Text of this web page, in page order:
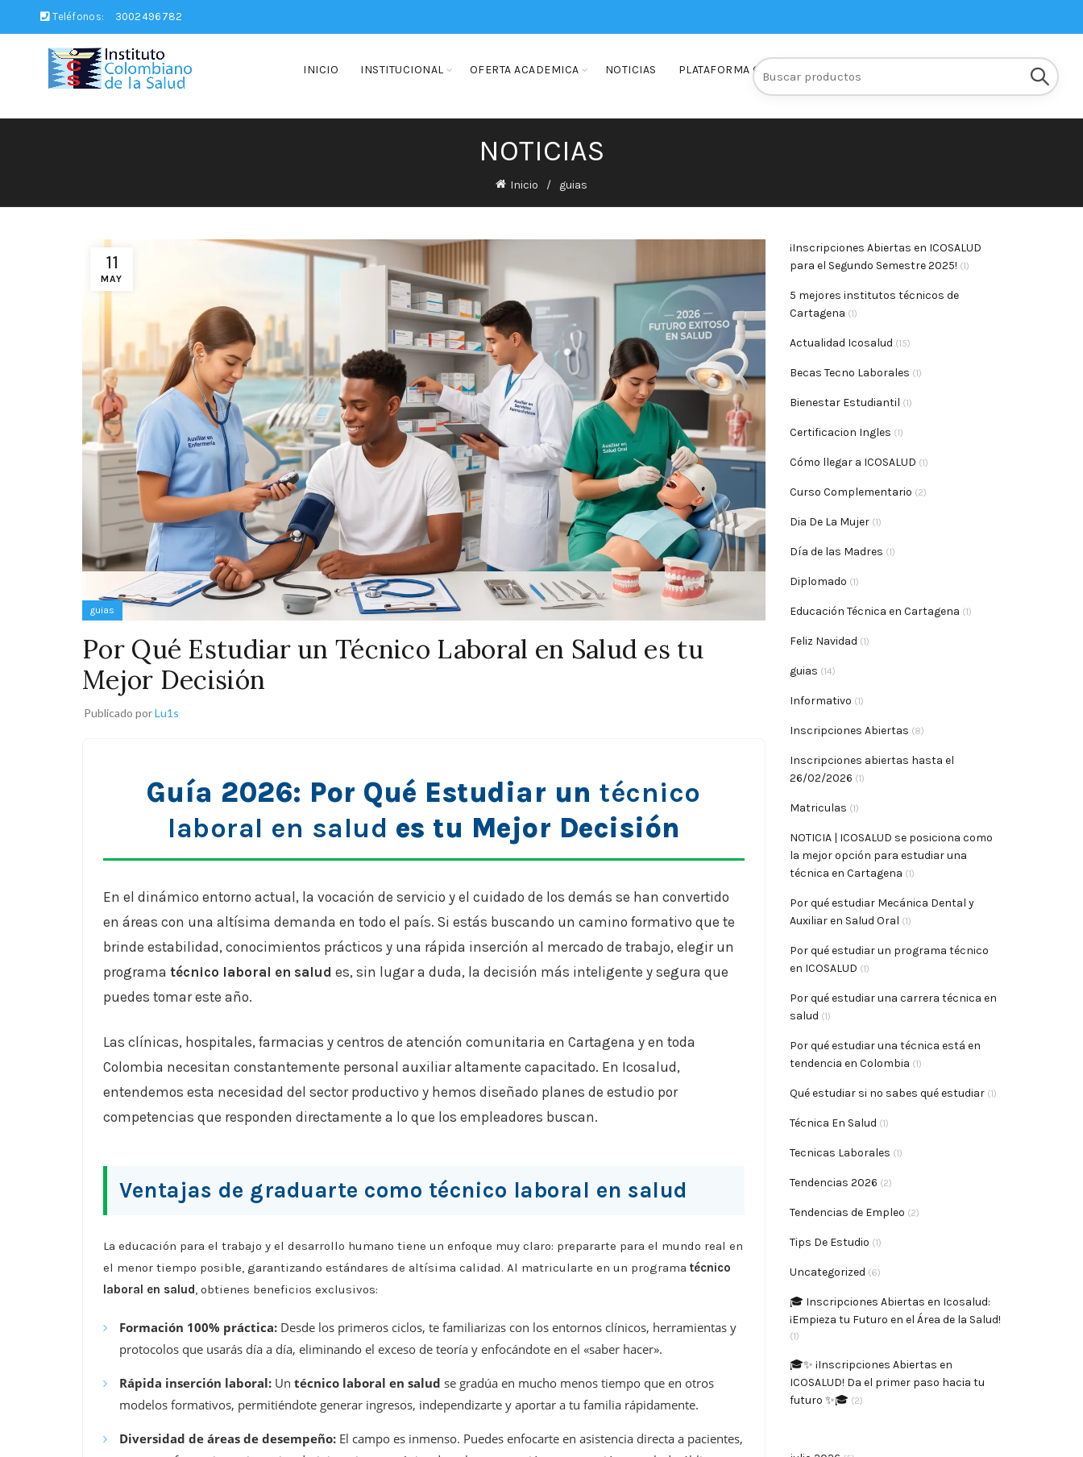
Teléfonos: 3002496782
INICIO INSTITUCIONAL OFERTA ACADEMICA NOTICIAS PLATAFORMA Q10 INSCRIPCIONES
Buscar:
NOTICIAS
Inicio guias
11
MAY
guias
Por Qué Estudiar un Técnico Laboral en Salud es tu
Mejor Decisión
Publicado porLu1s
Guía 2026: Por Qué Estudiar un técnico
laboral en salud es tu Mejor Decisión
En el dinámico entorno actual, la vocación de servicio y el cuidado de los demás se han convertido
en áreas con una altísima demanda en todo el país. Si estás buscando un camino formativo que te
brinde estabilidad, conocimientos prácticos y una rápida inserción al mercado de trabajo, elegir un
programa técnico laboral en salud es, sin lugar a duda, la decisión más inteligente y segura que
puedes tomar este año.
Las clínicas, hospitales, farmacias y centros de atención comunitaria en Cartagena y en toda
Colombia necesitan constantemente personal auxiliar altamente capacitado. En Icosalud,
entendemos esta necesidad del sector productivo y hemos diseñado planes de estudio por
competencias que responden directamente a lo que los empleadores buscan.
Ventajas de graduarte como técnico laboral en salud
La educación para el trabajo y el desarrollo humano tiene un enfoque muy claro: prepararte para el mundo real en
el menor tiempo posible, garantizando estándares de altísima calidad. Al matricularte en un programa técnico
laboral en salud, obtienes beneficios exclusivos:
Formación 100% práctica: Desde los primeros ciclos, te familiarizas con los entornos clínicos, herramientas y
protocolos que usarás día a día, eliminando el exceso de teoría y enfocándote en el «saber hacer».
Rápida inserción laboral: Un técnico laboral en salud se gradúa en mucho menos tiempo que en otros
modelos formativos, permitiéndote generar ingresos, independizarte y aportar a tu familia rápidamente.
Diversidad de áreas de desempeño: El campo es inmenso. Puedes enfocarte en asistencia directa a pacientes,
¡Inscripciones Abiertas en ICOSALUD
para el Segundo Semestre 2025! (1)
5 mejores institutos técnicos de
Cartagena (1)
Actualidad Icosalud (15)
Becas Tecno Laborales (1)
Bienestar Estudiantil (1)
Certificacion Ingles (1)
Cómo llegar a ICOSALUD (1)
Curso Complementario (2)
Dia De La Mujer(1)
Día de las Madres (1)
Diplomado (1)
Educación Técnica en Cartagena (1)
Feliz Navidad (1)
guias (14)
Informativo (1)
Inscripciones Abiertas (8)
Inscripciones abiertas hasta el
26/02/2026 (1)
Matriculas (1)
NOTICIA | ICOSALUD se posiciona como
la mejor opción para estudiar una
técnica en Cartagena (1)
Por qué estudiar Mecánica Dental y
Auxiliar en Salud Oral (1)
Por qué estudiar un programa técnico
en ICOSALUD (1)
Por qué estudiar una carrera técnica en
salud (1)
Por qué estudiar una técnica está en
tendencia en Colombia (1)
Qué estudiar si no sabes qué estudiar(1)
Técnica En Salud (1)
Tecnicas Laborales (1)
Tendencias 2026 (2)
Tendencias de Empleo (2)
Tips De Estudio (1)
Uncategorized (6)
🎓 Inscripciones Abiertas en Icosalud:
¡Empieza tu Futuro en el Área de la Salud!
(1)
🎓✨ ¡Inscripciones Abiertas en
ICOSALUD! Da el primer paso hacia tu
futuro ✨🎓 (2)